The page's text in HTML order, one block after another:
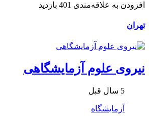
افزودن به علاقه‌مندی 401 بازدید
تهران
نیروی علوم آزمایشگاهی
5 سال قبل
آزمایشگاه